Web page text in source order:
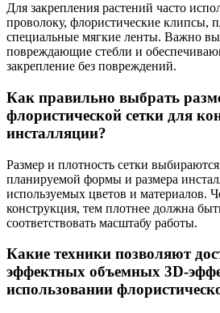
Для закрепления растений часто
проволоку, флористические клипсы,
специальные мягкие ленты. Важно
повреждающие стебли и
закрепление без повреждений.
Как правильно выбрать
флористической сетки для
инсталляции?
Размер и плотность сетки
планируемой формы и размера
используемых цветов и материалов.
конструкция, тем плотнее должна
соответствовать масштабу работы.
Какие техники позволяют
эффектных объемных 3D-
использовании